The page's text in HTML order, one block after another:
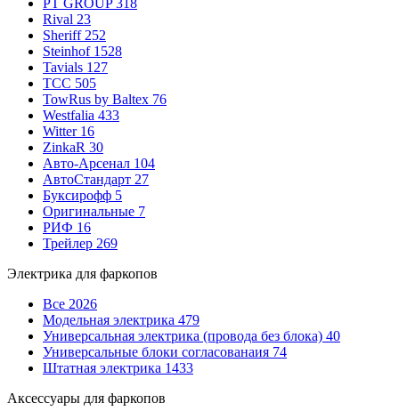
Rival 23
Sheriff 252
Steinhof 1528
Tavials 127
TCC 505
TowRus by Baltex 76
Westfalia 433
Witter 16
ZinkaR 30
Авто-Арсенал 104
АвтоСтандарт 27
Буксирофф 5
Оригинальные 7
РИФ 16
Трейлер 269
Электрика для фаркопов
Все 2026
Модельная электрика 479
Универсальная электрика (провода без блока) 40
Универсальные блоки согласованаия 74
Штатная электрика 1433
Аксессуары для фаркопов